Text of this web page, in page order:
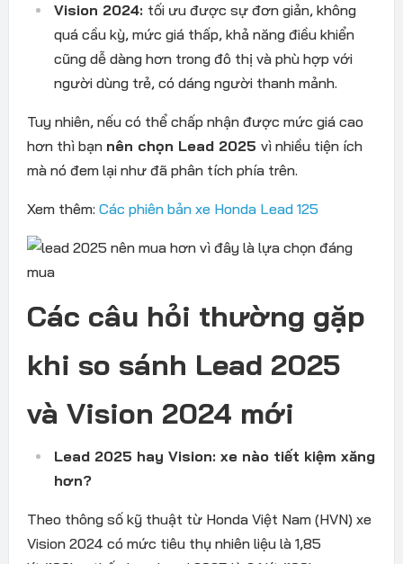
Vision 2024: tối ưu được sự đơn giản, không
quá cầu kỳ, mức giá thấp, khả năng điều khiển
cũng dễ dàng hơn trong đô thị và phù hợp với
người dùng trẻ, có dáng người thanh mảnh.
Tuy nhiên, nếu có thể chấp nhận được mức giá cao
hơn thì bạn nên chọn Lead 2025 vì nhiều tiện ích
mà nó đem lại như đã phân tích phía trên.
Xem thêm: Các phiên bản xe Honda Lead 125
Các câu hỏi thường gặp
khi so sánh Lead 2025
và Vision 2024 mới
Lead 2025 hay Vision: xe nào tiết kiệm xăng
hơn?
Theo thông số kỹ thuật từ Honda Việt Nam (HVN) xe
Vision 2024 có mức tiêu thụ nhiên liệu là 1,85